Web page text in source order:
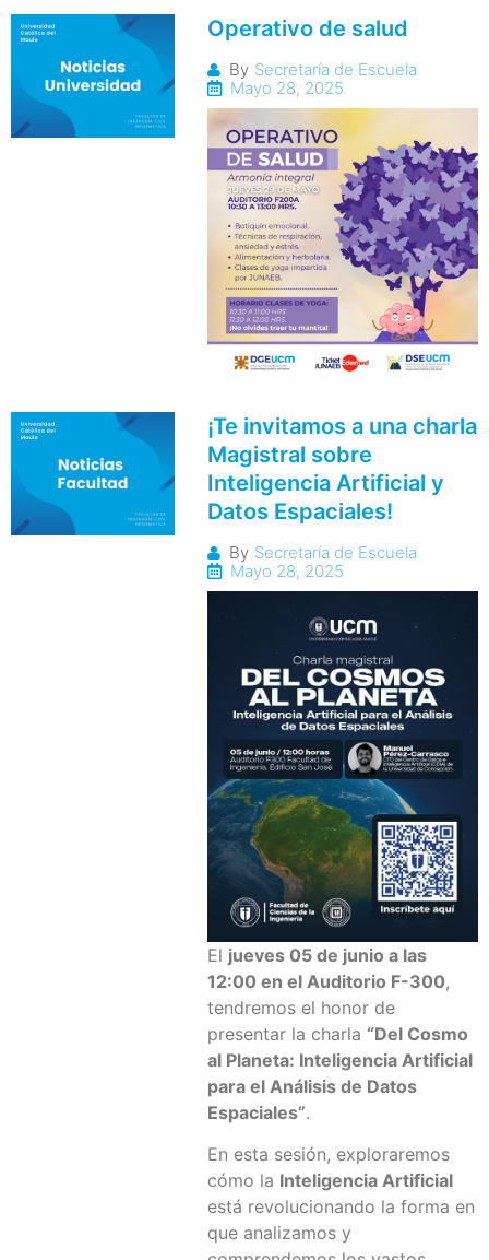
Operativo de salud
By Secretaría de Escuela
Mayo 28, 2025
¡Te invitamos a una charla
Magistral sobre
Inteligencia Artificial y
Datos Espaciales!
By Secretaría de Escuela
Mayo 28, 2025
El jueves 05 de junio a las
12:00 en el Auditorio F-300,
tendremos el honor de
presentar la charla “Del Cosmo
al Planeta: Inteligencia Artificial
para el Análisis de Datos
Espaciales”.
En esta sesión, exploraremos
cómo la Inteligencia Artificial
está revolucionando la forma en
que analizamos y